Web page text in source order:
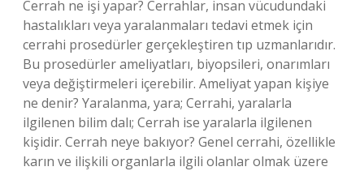
Cerrah ne işi yapar? Cerrahlar, insan vücudundaki
hastalıkları veya yaralanmaları tedavi etmek için
cerrahi prosedürler gerçekleştiren tıp uzmanlarıdır.
Bu prosedürler ameliyatları, biyopsileri, onarımları
veya değiştirmeleri içerebilir. Ameliyat yapan kişiye
ne denir? Yaralanma, yara; Cerrahi, yaralarla
ilgilenen bilim dalı; Cerrah ise yaralarla ilgilenen
kişidir. Cerrah neye bakıyor? Genel cerrahi, özellikle
karın ve ilişkili organlarla ilgili olanlar olmak üzere